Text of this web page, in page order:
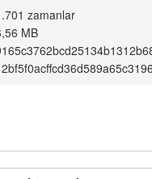
zamanlar
MB